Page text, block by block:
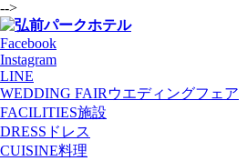
-->
Facebook
Instagram
LINE
WEDDING FAIR ウエディングフェア
FACILITIES施設
DRESS ドレス
CUISINE料理